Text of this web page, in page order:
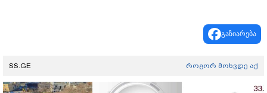
გაზიარება
SS.GE როგორ მოხვდე აქ